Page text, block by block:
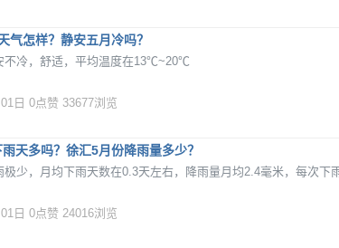
气怎样？静安五月冷吗？
不冷，舒适，平均温度在13℃~20℃
日 0点赞 33677浏览
天多吗？徐汇5月份降雨量多少？
极少，月均下雨天数在0.3天左右，降雨量月均2.4毫米，每次下
日 0点赞 24016浏览